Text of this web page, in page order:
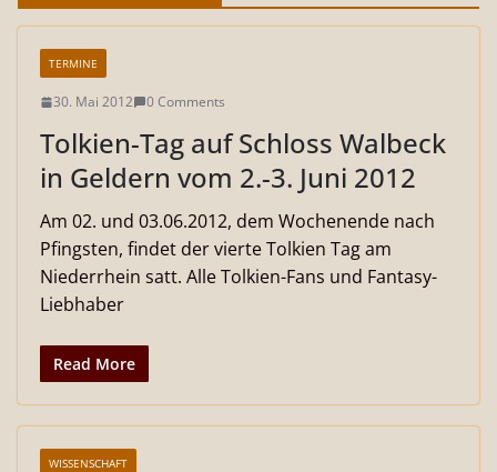
TERMINE
30. Mai 2012 0 Comments
Tolkien-Tag auf Schloss Walbeck
in Geldern vom 2.-3. Juni 2012
Am 02. und 03.06.2012, dem Wochenende nach
Pfingsten, findet der vierte Tolkien Tag am
Niederrhein satt. Alle Tolkien-Fans und Fantasy-
Liebhaber
Read More
WISSENSCHAFT